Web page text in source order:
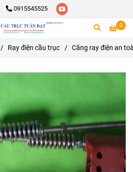
0915545525
0
/ Ray điện cầu trục / Căng ray điện an